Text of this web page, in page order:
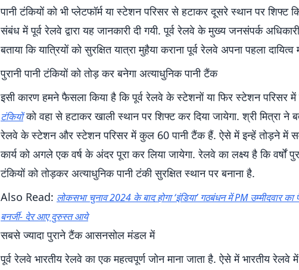
पानी टंकियों को भी प्लेटफॉर्म या स्टेशन परिसर से हटाकर दूसरे स्थान पर शिफ्ट
संबंध में पूर्व रेलवे द्वारा यह जानकारी दी गयी. पूर्व रेलवे के मुख्य जनसंपर्क
बताया कि यात्रियों को सुरक्षित यात्रा मुहैया कराना पूर्व रेलवे अपना पहला दायित्व
पुरानी पानी टंकियों को तोड़ कर बनेगा अत्याधुनिक पानी टैंक
इसी कारण हमने फैसला किया है कि पूर्व रेलवे के स्टेशनों या फिर स्टेशन परिसर
टंकियोंको वहा से हटाकर खाली स्थान पर शिफ्ट कर दिया जायेगा. श्री मित्रा ने
रेलवे के स्टेशन और स्टेशन परिसर में कुल 60 पानी टैंक हैं. ऐसे में इन्हें तोड़ने में
कार्य को अगले एक वर्ष के अंदर पूरा कर लिया जायेगा. रेलवे का लक्ष्य है कि वर्षों
टंकियों को तोड़कर अत्याधुनिक पानी टंकी सुरक्षित स्थान पर बनाना है.
Also Read: लोकसभा चुनाव 2024 के बाद होगा ‘इंडिया’ गठबंधन में PM उम्मीदवार का
बनर्जी- देर आए दुरुस्त आये
सबसे ज्यादा पुराने टैंक आसनसोल मंडल में
पूर्व रेलवे भारतीय रेलवे का एक महत्वपूर्ण जोन माना जाता है. ऐसे में भारतीय रेलवे